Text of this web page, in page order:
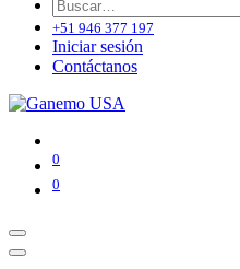
+51 946 377 197
Iniciar sesión
Contáctanos
0
0